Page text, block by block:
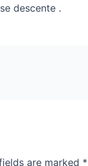
descente .
are marked *